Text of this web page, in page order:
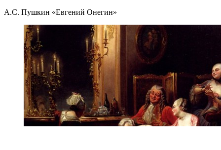
А.С. Пушкин «Евгений Онегин»